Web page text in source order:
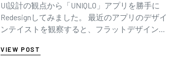
UI設計の観点から「UNIQLO」アプリを勝手に
Redesignしてみました。 最近のアプリのデザイ
ンテイストを観察すると、フラットデザイン
ます。フラットデザ…
VIEW POST